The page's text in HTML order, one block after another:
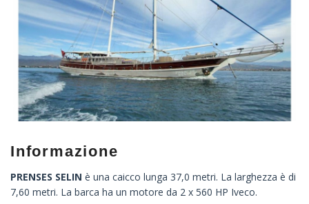
Informazione
PRENSES SELIN è una caicco lunga 37,0 metri. La larghezza è di
7,60 metri. La barca ha un motore da 2 x 560 HP Iveco.